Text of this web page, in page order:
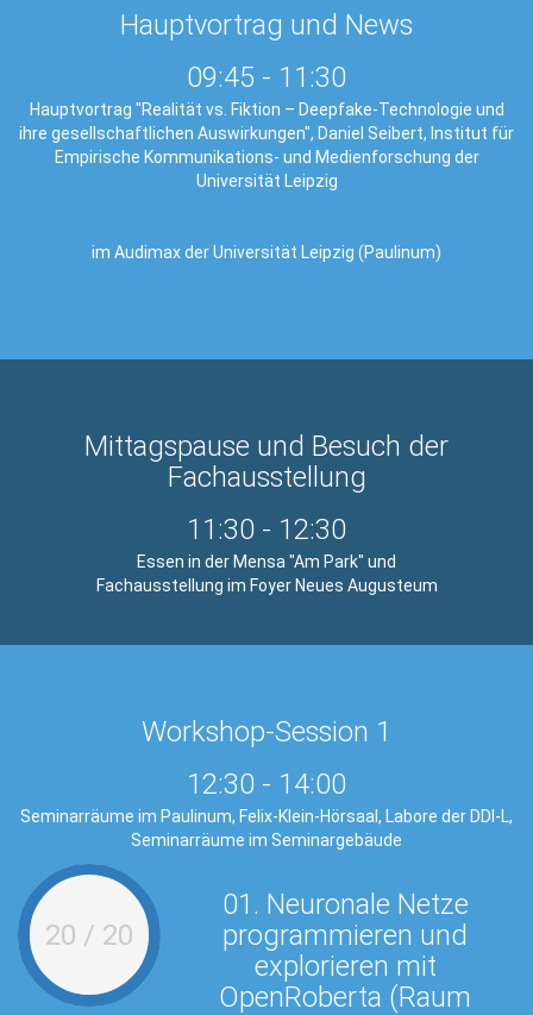
Hauptvortrag und News
09:45 - 11:30
Hauptvortrag "Realität vs. Fiktion – Deepfake-Technologie und
ihre gesellschaftlichen Auswirkungen", Daniel Seibert, Institut für
Empirische Kommunikations- und Medienforschung der
Universität Leipzig
im Audimax der Universität Leipzig (Paulinum)
Mittagspause und Besuch der
Fachausstellung
11:30 - 12:30
Essen in der Mensa "Am Park" und
Fachausstellung im Foyer Neues Augusteum
Workshop-Session 1
12:30 - 14:00
Seminarräume im Paulinum, Felix-Klein-Hörsaal, Labore der DDI-L,
Seminarräume im Seminargebäude
/ 20
01. Neuronale Netze
programmieren und
explorieren mit
OpenRoberta (Raum